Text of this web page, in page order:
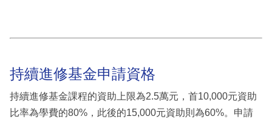
持續進修基金申請資格
持續進修基金課程的資助上限為2.5萬元，首10,000元資助
比率為學費的80%，此後的15,000元資助則為60%。申請